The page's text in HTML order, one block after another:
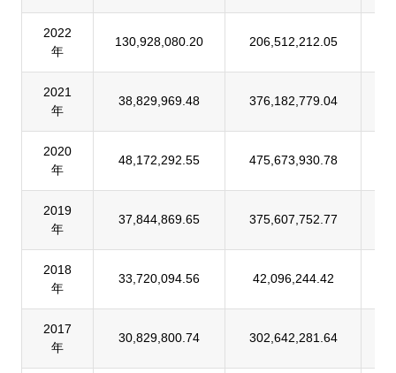
2022
年
130,928,080.20 206,512,212.05
2021
年
38,829,969.48 376,182,779.04
2020
年
48,172,292.55 475,673,930.78
2019
年
37,844,869.65 375,607,752.77
2018
年
33,720,094.56 42,096,244.42
2017
年
30,829,800.74 302,642,281.64